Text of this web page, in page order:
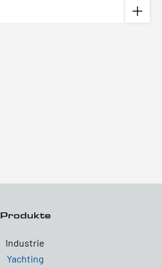
Produkte
Industrie
Yachting